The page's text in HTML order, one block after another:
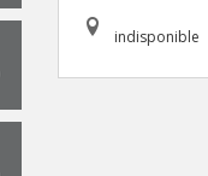
indisponible